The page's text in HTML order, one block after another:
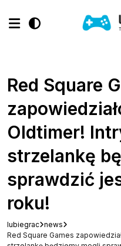
Red Square
Oldtimer!
strzelankę
sprawdzić
roku!
lubiegrac news
Red Square Games